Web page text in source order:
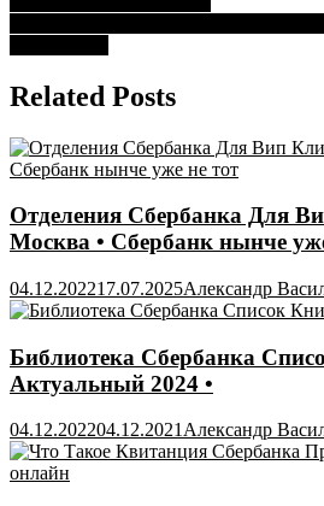
по
записям
Related Posts
Отделения Сбербанка Для
Москва • Сбербанк нынче
04.12.202217.07.2025Александр
Библиотека Сбербанка
Актуальный 2024 •
04.12.202204.12.2021Александр